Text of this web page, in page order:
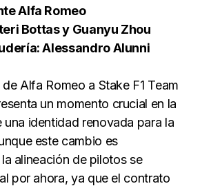
Alfa Romeo
Bottas y Guanyu Zhou
Alessandro Alunni
Alfa Romeo a Stake F1 Team
un momento crucial en la
una identidad renovada para la
este cambio es
alineación de pilotos se
por ahora, ya que el contrato